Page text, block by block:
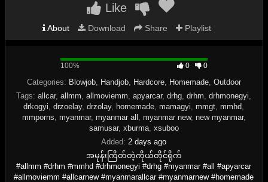
Like
About Download Share Playlist
100%
100% 0 0
Categories: Blowjob, Handjob, Hardcore, Homemade, Outdoor
Tags:allcar,allmm ,allmoviemm ,apyarcar,drhg ,drhm ,drhmonegyi
drkogyi ,drzoelay,drzolay, homemade ,mamagyi ,mmgt ,mmhd
mmporns myanmar, myanmar all myanmar new, new myanmar,
samusar, xburma, xsuboo
Added: 2 days ago
အမုန်းကြိတ်တဲ့ကိုယ်တိုင်ရိုက်
#allmm #drhm #mmhd #drhmonegyi #drhg #myanmar #all #apyarcar
#allmoviemm #allcarnew #myanmarallcar #myanmarnew #homemade